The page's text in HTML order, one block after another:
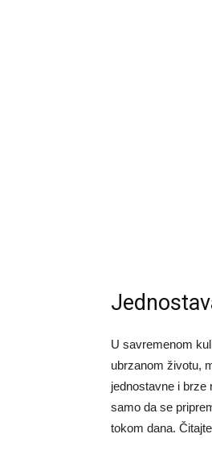
U savremenom
ubrzanom životu,
jednostavne i brze
samo da se
tokom dana.